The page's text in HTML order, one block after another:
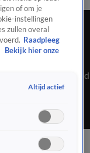
PanelVideo's
op Ameland
of om je
instellingen
zullen overal
Raadpleeg
Bekijk hier onze
Altijd actief